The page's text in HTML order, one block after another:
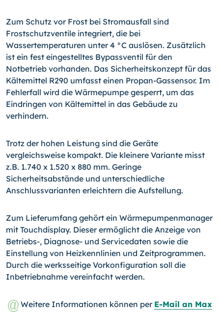
Zum Schutz vor Frost bei Stromausfall sind
Frostschutzventile integriert, die bei
Wassertemperaturen unter 4 °C auslösen. Zusätzlich
ist ein fest eingestelltes Bypassventil für den
Notbetrieb vorhanden. Das Sicherheitskonzept für das
Kältemittel R290 umfasst einen Propan-Gassensor. Im
Fehlerfall wird die Wärmepumpe gesperrt, um das
Eindringen von Kältemittel in das Gebäude zu
verhindern.
Trotz der hohen Leistung sind die Geräte
vergleichsweise kompakt. Die kleinere Variante misst
z.B. 1.740 x 1.520 x 880 mm. Geringe
Sicherheitsabstände und unterschiedliche
Anschlussvarianten erleichtern die Aufstellung.
Zum Lieferumfang gehört ein Wärmepumpenmanager
mit Touchdisplay. Dieser ermöglicht die Anzeige von
Betriebs-, Diagnose- und Servicedaten sowie die
Einstellung von Heizkennlinien und Zeitprogrammen.
Durch die werksseitige Vorkonfiguration soll die
Inbetriebnahme vereinfacht werden.
Weitere Informationen können per E-Mail an Max